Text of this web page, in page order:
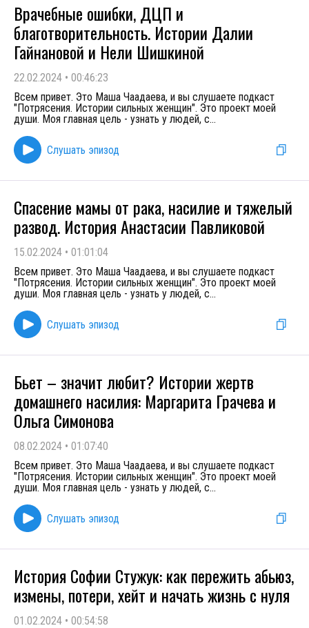
Врачебные ошибки, ДЦП и
благотворительность. Истории Далии
Гайнановой и Нели Шишкиной
22.02.2024 • 00:46:23
Всем привет. Это Маша Чаадаева, и вы слушаете подкаст
"Потрясения. Истории сильных женщин". Это проект моей
души. Моя главная цель - узнать у людей, с...
Слушать эпизод
Спасение мамы от рака, насилие и тяжелый
развод. История Анастасии Павликовой
15.02.2024 • 01:01:04
Всем привет. Это Маша Чаадаева, и вы слушаете подкаст
"Потрясения. Истории сильных женщин". Это проект моей
души. Моя главная цель - узнать у людей, с...
Слушать эпизод
Бьет – значит любит? Истории жертв
домашнего насилия: Маргарита Грачева и
Ольга Симонова
08.02.2024 • 01:07:40
Всем привет. Это Маша Чаадаева, и вы слушаете подкаст
"Потрясения. Истории сильных женщин". Это проект моей
души. Моя главная цель - узнать у людей, с...
Слушать эпизод
История Софии Стужук: как пережить абьюз,
измены, потери, хейт и начать жизнь с нуля
01.02.2024 • 00:54:58